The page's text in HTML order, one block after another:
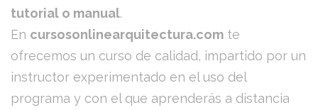
tutorial o manual.
En cursosonlinearquitectura.com te
ofrecemos un curso de calidad, impartido por un
instructor experimentado en el uso del
programa y con el que aprenderás a distancia